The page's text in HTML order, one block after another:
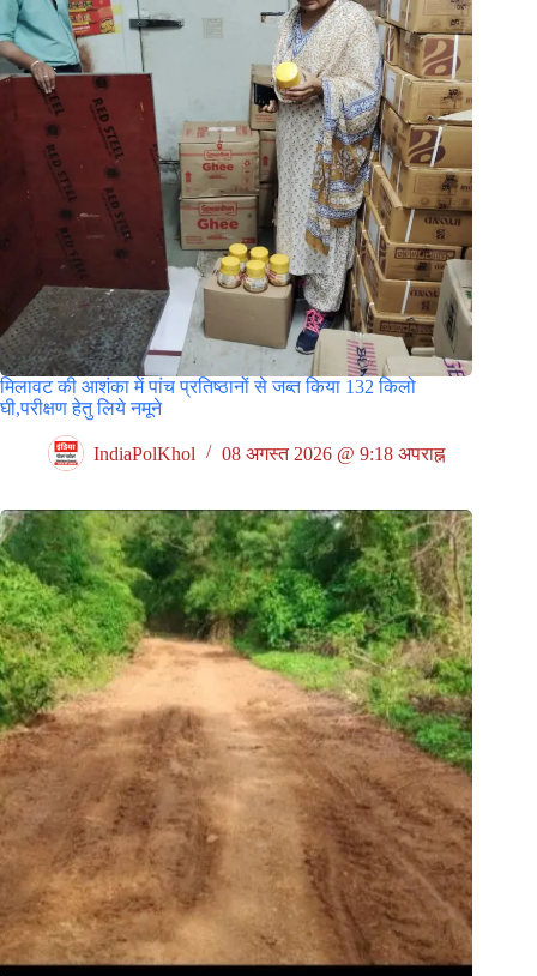
मिलावट की आशंका में पांच प्रतिष्ठानों से जब्त किया 132 किलो
घी,परीक्षण हेतु लिये नमूने
IndiaPolKhol 08 अगस्त 2026 @ 9:18 अपराह्न